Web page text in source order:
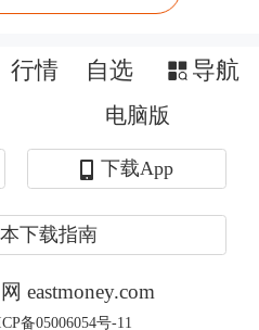
险，监管部门对稳
险管理等方面提出
如中国香港近期出
案》（下简称《草
底层资产、风险管
提出了明确要求。
不稳定。”连平表
行情 自选 导航
电脑版
下载App
下载指南
eastmoney.com
备05006054号-11